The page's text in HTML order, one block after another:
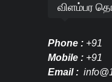
விளம்பர
Phone : +91
Mobile : +91
Email :